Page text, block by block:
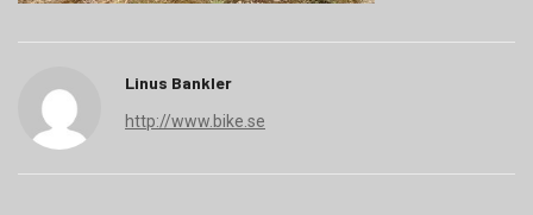
Linus Bankler
http://www.bike.se